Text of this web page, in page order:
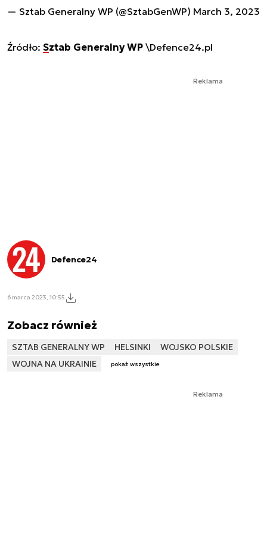
— Sztab Generalny WP (@SztabGenWP) March 3, 2023
Źródło: Sztab Generalny WP \Defence24.pl
Reklama
Defence24
6 marca 2023, 10:55
Zobacz również
SZTAB GENERALNY WP HELSINKI
WOJSKO POLSKIE
WOJNA NA UKRAINIE
pokaż wszystkie
Reklama